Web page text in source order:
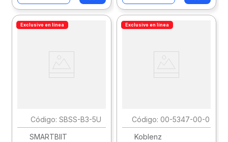
Exclusivo en línea
: SBSS-B3-5U
SMARTBIIT
Exclusivo en línea
: 00-5347-00-0
Koblenz